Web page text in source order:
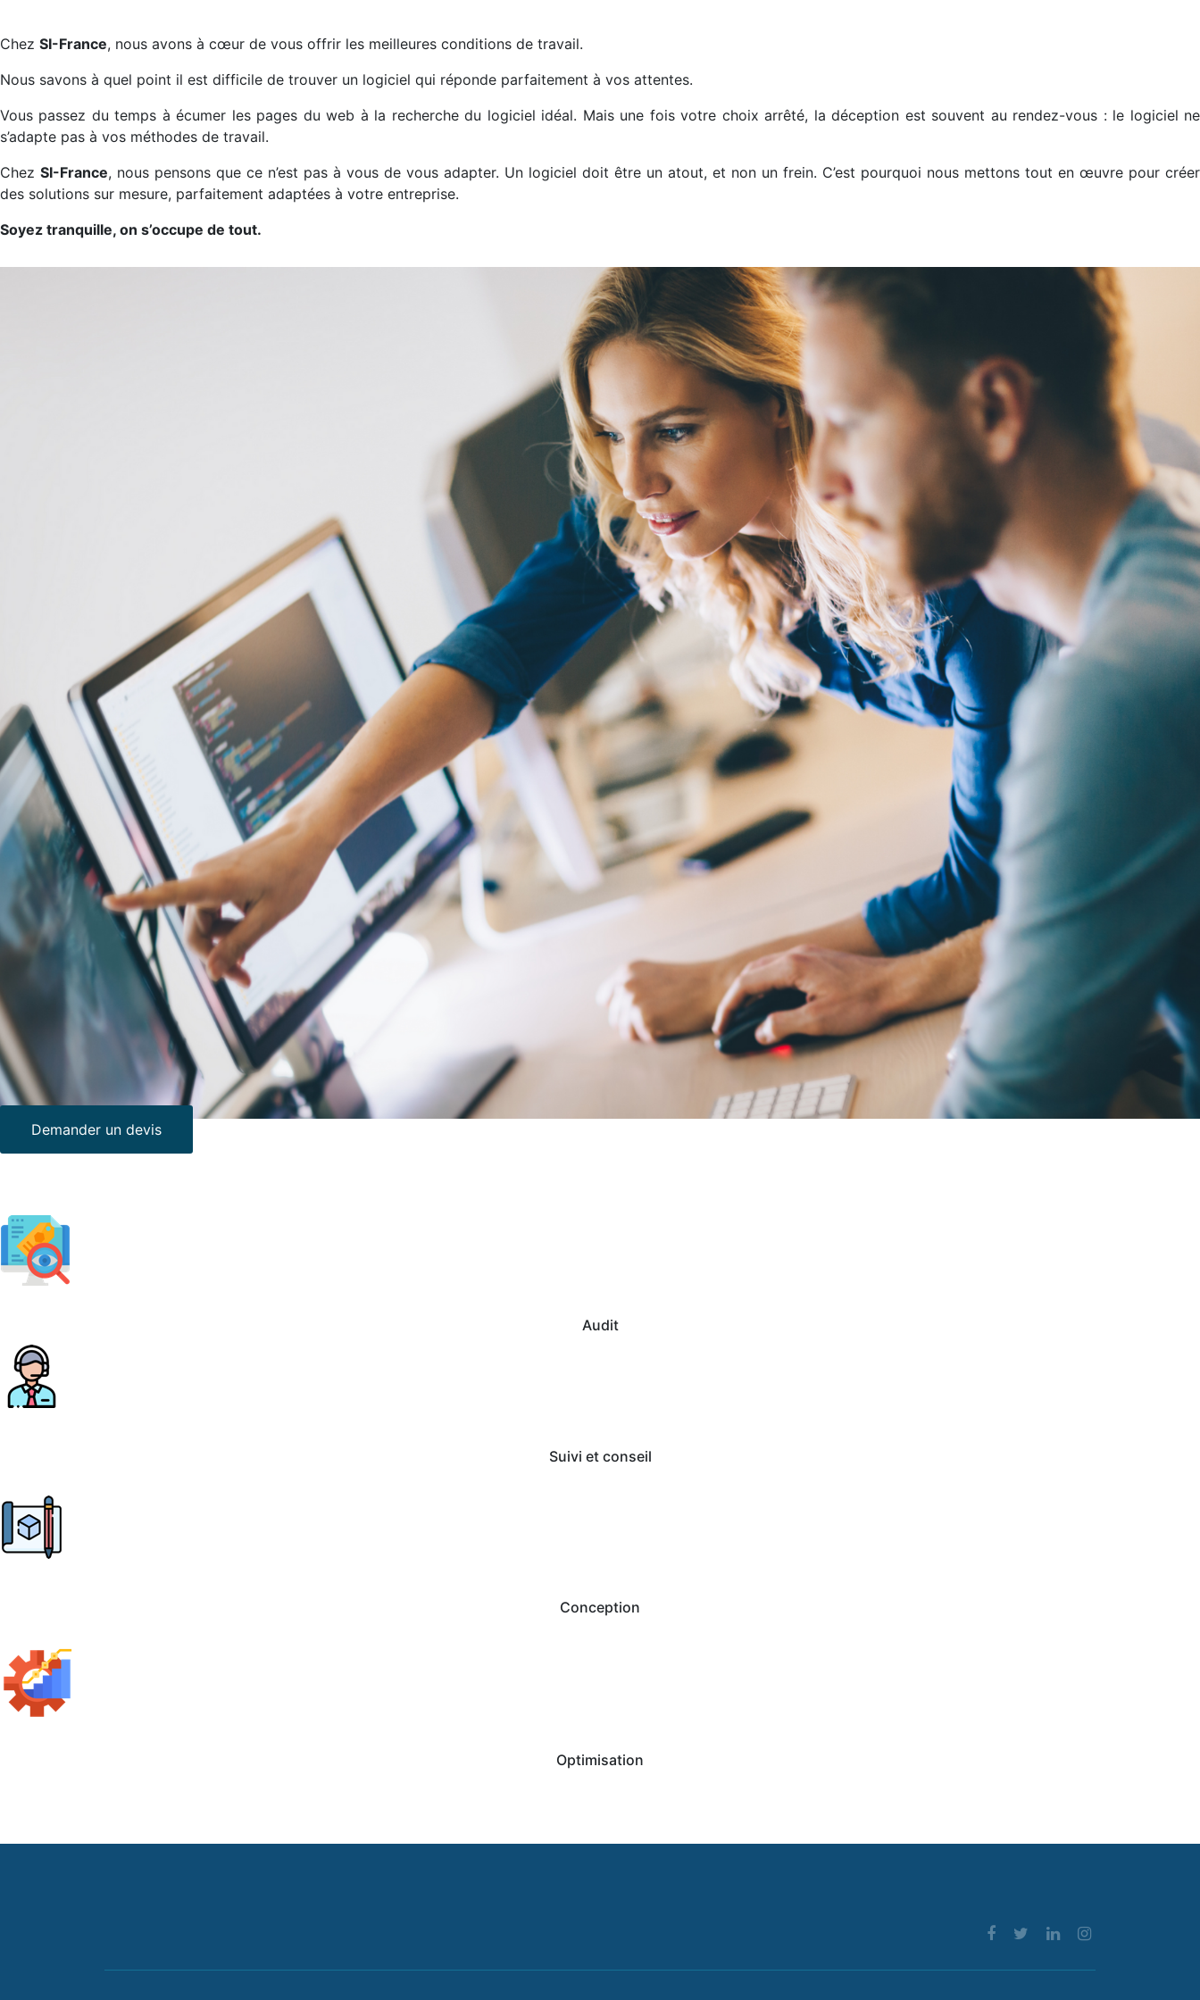
Chez SI-France, nous avons à cœur de vous offrir les meilleures conditions de travail.
Nous savons à quel point il est difficile de trouver un logiciel qui réponde parfaitement à vos attentes.
Vous passez du temps à écumer les pages du web à la recherche du logiciel idéal. Mais une fois votre choix arrêté, la déception est souvent au rendez-vous : le logiciel ne
s’adapte pas à vos méthodes de travail.
Chez SI-France, nous pensons que ce n’est pas à vous de vous adapter. Un logiciel doit être un atout, et non un frein. C’est pourquoi nous mettons tout en œuvre pour créer
des solutions sur mesure, parfaitement adaptées à votre entreprise.
Soyez tranquille, on s’occupe de tout.
Demander un devis
Audit
Suivi et conseil
Conception
Optimisation